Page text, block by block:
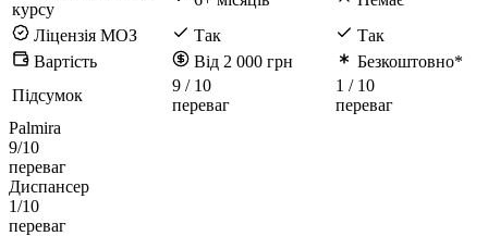
курсу
Ліцензія МОЗ
Так
Так
Вартість
Від 2 000 грн
Безкоштовно*
Підсумок
9 / 10
переваг
1 / 10
переваг
Palmira
9/10
переваг
Диспансер
1/10
переваг